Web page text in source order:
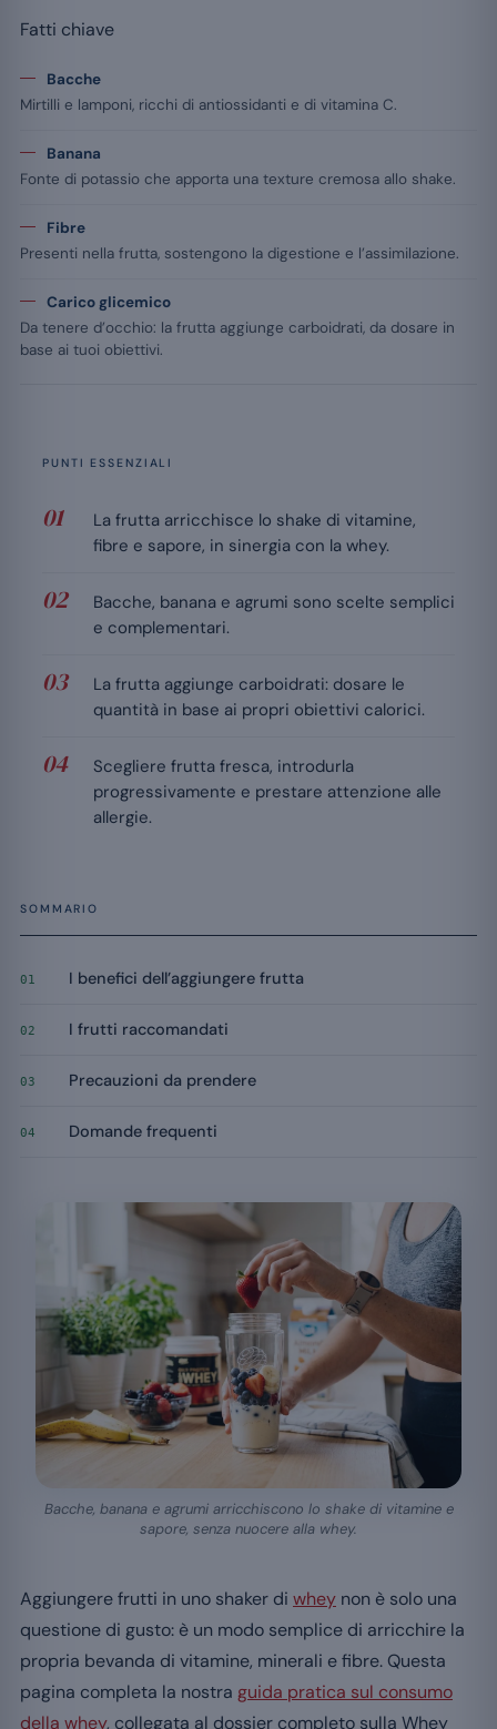
Fatti chiave
Bacche
Mirtilli e lamponi, ricchi di antiossidanti e di vitamina C.
Banana
Fonte di potassio che apporta una texture cremosa allo shake.
Fibre
Presenti nella frutta, sostengono la digestione e l’assimilazione.
Carico glicemico
Da tenere d’occhio: la frutta aggiunge carboidrati, da dosare in
base ai tuoi obiettivi.
PUNTI ESSENZIALI
La frutta arricchisce lo shake di vitamine,
fibre e sapore, in sinergia con la whey.
Bacche, banana e agrumi sono scelte semplici
e complementari.
La frutta aggiunge carboidrati: dosare le
quantità in base ai propri obiettivi calorici.
Scegliere frutta fresca, introdurla
progressivamente e prestare attenzione alle
allergie.
SOMMARIO
01 I benefici dell’aggiungere frutta
02 I frutti raccomandati
03 Precauzioni da prendere
04 Domande frequenti
Bacche, banana e agrumi arricchiscono lo shake di vitamine e
sapore, senza nuocere alla whey.
Aggiungere frutti in uno shaker di whey non è solo una
questione di gusto: è un modo semplice di arricchire la
propria bevanda di vitamine, minerali e fibre. Questa
pagina completa la nostra guida pratica sul consumo
della whey, collegata al dossier completo sulla Whey